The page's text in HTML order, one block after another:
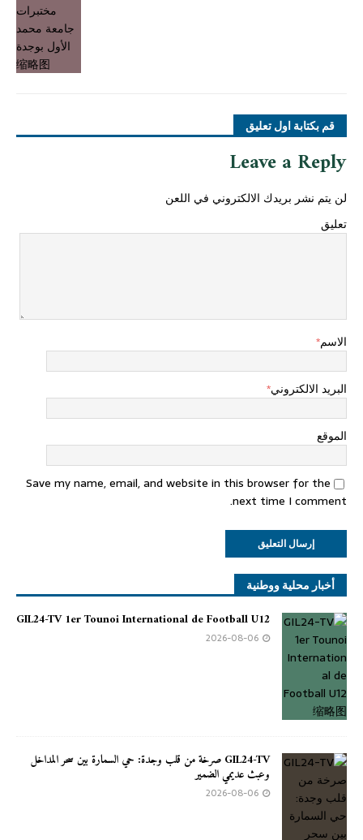
قم بكتابة اول تعليق
Leave a Reply
لن يتم نشر بريدك الالكتروني في اللعن
تعليق
الاسم*
البريد الالكتروني*
الموقع
Save my name, email, and website in this browser for the
next time I comment.
أخبار محلية ووطنية
GIL24-TV 1er Tounoi International de Football U12
2026-08-06
GIL24-TV صرخة من قلب وجدة: حي السمارة بين سحر المداخل
وعبث عديمي الضمير
2026-08-06